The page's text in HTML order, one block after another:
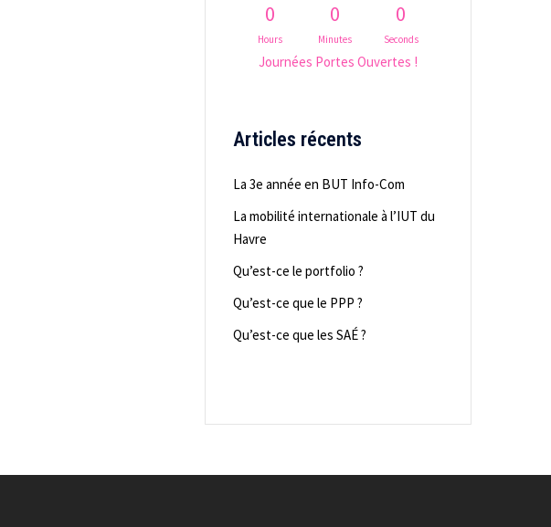
0
Hours
0
Minutes
0
Seconds
Journées Portes Ouvertes !
Articles récents
La 3e année en BUT Info-Com
La mobilité internationale à l’IUT du
Havre
Qu’est-ce le portfolio ?
Qu’est-ce que le PPP ?
Qu’est-ce que les SAÉ ?